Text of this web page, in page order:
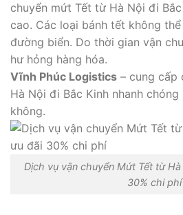
chuyển mứt Tết từ Hà Nội đi
cao. Các loại bánh tết không
đường biển. Do thời gian vận
hư hỏng hàng hóa.
Vĩnh Phúc Logistics – cung cấp
Hà Nội đi Bắc Kinh nhanh
không.
Dịch vụ vận chuyển Mứt Tết từ
30% chi phí